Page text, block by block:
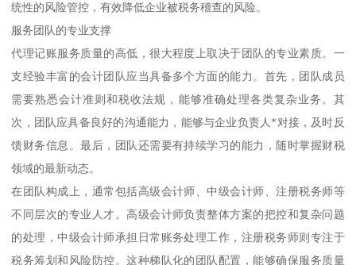
统性的风险管控，有效降低企业被税务稽查的风险。
服务团队的专业支撑
代理记账服务质量的高低，很大程度上取决于团队的专业素质。一
支经验丰富的会计团队应当具备多个方面的能力。首先，团队成员
需要熟悉会计准则和税收法规，能够准确处理各类复杂业务。其
次，团队应具备良好的沟通能力，能够与企业负责人*对接，及时反
馈财务信息。最后，团队还需要有持续学习的能力，随时掌握财税
领域的最新动态。
在团队构成上，通常包括高级会计师、中级会计师、注册税务师等
不同层次的专业人才。高级会计师负责整体方案的把控和复杂问题
的处理，中级会计师承担日常账务处理工作，注册税务师则专注于
税务筹划和风险防控。这种梯队化的团队配置，能够确保服务质量